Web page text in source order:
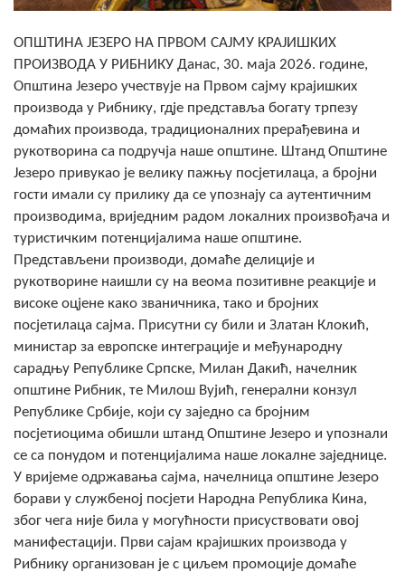
Службени Гласници
ОПШТИНСКА УПРАВА
ИНФО
Вијести
Активности
Јавни позиви
Обавјештења
Заштита од пожара
COVID 19
Геоистраживања
ФИНАНСИЈЕ
ПРИВРЕДА
Пољопривреда
ОПШТИНА ЈЕЗЕРО НА ПРВОМ САЈМУ КРАЈИШКИХ
ПРОИЗВОДА У РИБНИКУ Данас, 30. маја 2026. године,
Општина Језеро учествује на Првом сајму крајишких
производа у Рибнику, гд‌је представља богату трпезу
домаћих производа, традиционалних прерађевина и
рукотворина са подручја наше општине. Штанд Општине
Језеро привукао је велику пажњу посјетилаца, а бројни
гости имали су прилику да се упознају са аутентичним
производима, вриједним радом локалних произвођача и
туристичким потенцијалима наше општине.
Представљени производи, домаће делиције и
рукотворине наишли су на веома позитивне реакције и
високе оцјене како званичника, тако и бројних
посјетилаца сајма. Присутни су били и Златан Клокић,
министар за европске интеграције и међународну
сарадњу Републике Српске, Милан Дакић, начелник
општине Рибник, те Милош Вујић, генерални конзул
Републике Србије, који су заједно са бројним
посјетиоцима обишли штанд Општине Језеро и упознали
се са понудом и потенцијалима наше локалне заједнице.
У вријеме одржавања сајма, начелница општине Језеро
борави у службеној посјети Народна Република Кина,
због чега није била у могућности присуствовати овој
манифестацији. Први сајам крајишких производа у
Рибнику организован је с циљем промоције домаће